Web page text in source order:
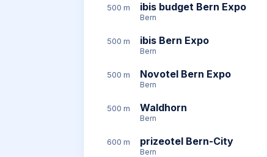
500 m ibis budget Bern Expo
Bern
500 m ibis Bern Expo
Bern
500 m Novotel Bern Expo
Bern
500 m Waldhorn
Bern
600 m prizeotel Bern-City
Bern